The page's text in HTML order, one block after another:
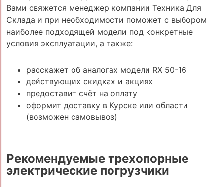
Вами свяжется менеджер компании Техника Для
Склада и при необходимости поможет с выбором
наиболее подходящей модели под конкретные
условия эксплуатации, а также:
расскажет об аналогах модели RX 50-16
действующих скидках и акциях
предоставит счёт на оплату
оформит доставку в Курске или области
(возможен самовывоз)
Рекомендуемые трехопорные
электрические погрузчики